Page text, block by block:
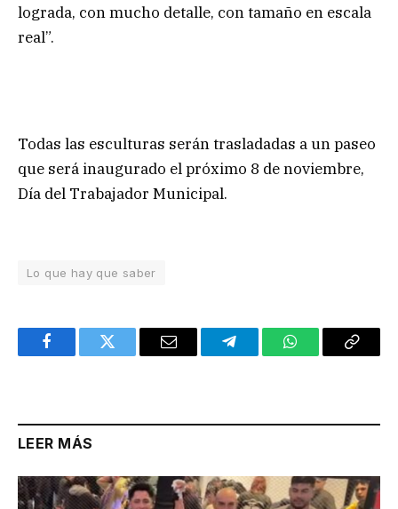
lograda, con mucho detalle, con tamaño en escala
real”.
Todas las esculturas serán trasladadas a un paseo
que será inaugurado el próximo 8 de noviembre,
Día del Trabajador Municipal.
Lo que hay que saber
FacebookTwitter Email TelegramWhatsAppCopy
LEER MÁS